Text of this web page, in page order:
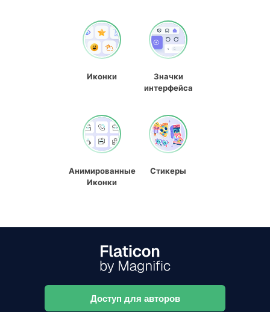
Иконки
Значки
интерфейса
Анимированные
Иконки
Стикеры
Доступ для авторов